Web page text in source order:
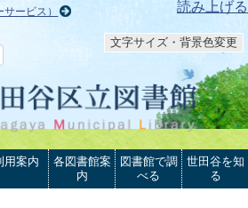
読み上げる
ービス）
文字サイズ・背景色変更
用案内
各図書館案
内
図書館で調
べる
世田谷を知
る